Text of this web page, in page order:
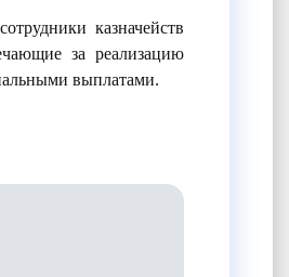
казначейств
за реализацию
выплатами.